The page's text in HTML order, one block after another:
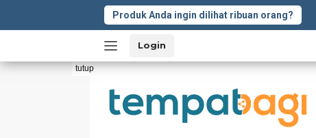
Produk Anda ingin dilihat ribuan orang?
Login
tutup